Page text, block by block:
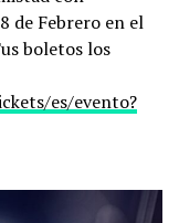
de Febrero en el
boletos los
es/evento?